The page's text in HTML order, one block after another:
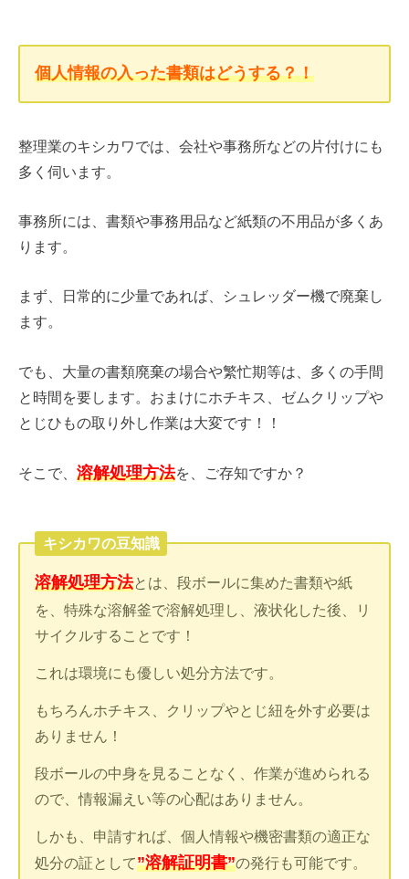
個人情報の入った書類はどうする？！
整理業のキシカワでは、会社や事務所などの片付けにも
多く伺います。
事務所には、書類や事務用品など紙類の不用品が多くあ
ります。
まず、日常的に少量であれば、シュレッダー機で廃棄し
ます。
でも、大量の書類廃棄の場合や繁忙期等は、多くの手間
と時間を要します。おまけにホチキス、ゼムクリップや
とじひもの取り外し作業は大変です！！
そこで、 溶解処理方法を、ご存知ですか？
キシカワの豆知識
溶解処理方法とは、段ボールに集めた書類や紙
を、特殊な溶解釜で溶解処理し、液状化した後、リ
サイクルすることです！
これは環境にも優しい処分方法です。
もちろんホチキス、クリップやとじ紐を外す必要は
ありません！
段ボールの中身を見ることなく、作業が進められる
ので、情報漏えい等の心配はありません。
しかも、申請すれば、個人情報や機密書類の適正な
処分の証として”溶解証明書”の発行も可能です。